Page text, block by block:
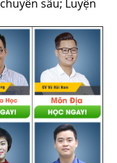
sâu; Luyện